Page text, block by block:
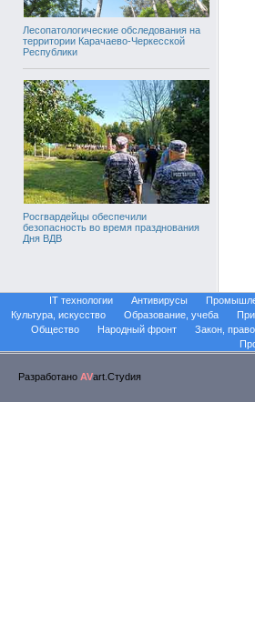
Лесопатологические обследования на
территории Карачаево-Черкесской
Республики
Росгвардейцы обеспечили
безопасность во время празднования
Дня ВДВ
IT технологии Антивирусы
Культура, искусство
Образование, учеба
Общество
Народный фронт Закон, право
Разработано AVart.Стуdия